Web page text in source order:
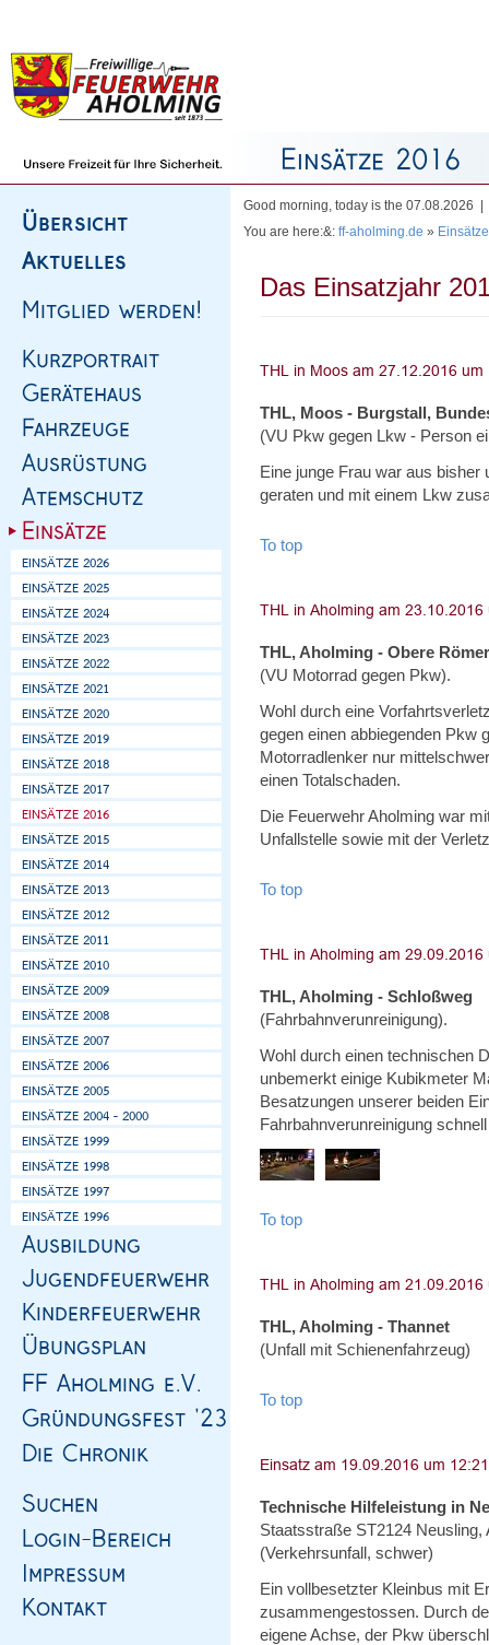
Good morning, today is the 07.08.2026 |
You are here:&: ff-aholming.de » Einsätze
Das Einsatzjahr
THL, Moos - Burgstall,
(VU Pkw gegen Lkw - Person
Eine junge Frau war aus bisher
geraten und mit einem Lkw
To top
THL, Aholming - Obere
(VU Motorrad gegen Pkw).
Wohl durch eine
gegen einen abbiegenden Pkw
Motorradlenker nur
einen Totalschaden.
Die Feuerwehr Aholming war
Unfallstelle sowie mit der
To top
THL, Aholming - Schloßweg
(Fahrbahnverunreinigung).
Wohl durch einen technischen
unbemerkt einige Kubikmeter
Besatzungen unserer beiden
Fahrbahnverunreinigung
To top
THL, Aholming - Thannet
(Unfall mit Schienenfahrzeug)
To top
Technische Hilfeleistung in
Staatsstraße ST2124
(Verkehrsunfall, schwer)
Ein vollbesetzter Kleinbus mit
zusammengestossen. Durch
eigene Achse, der Pkw